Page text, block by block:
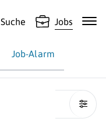
Suche Jobs
Job-Alarm